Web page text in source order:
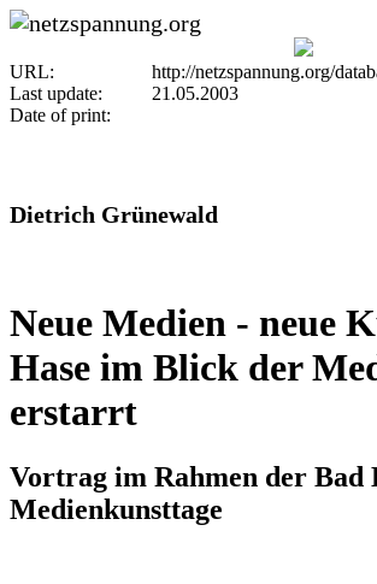
URL:
http://netzspannung.org/
Last update:
21.05.2003
Date of print:
Dietrich Grünewald
Neue Medien - neue
Hase im Blick der
erstarrt
Vortrag im Rahmen der Bad
Medienkunsttage